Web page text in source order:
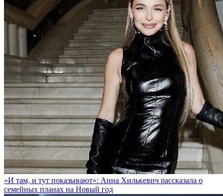
«И там, и тут показывают»: Анна Хилькевич рассказала о
семейных планах на Новый год